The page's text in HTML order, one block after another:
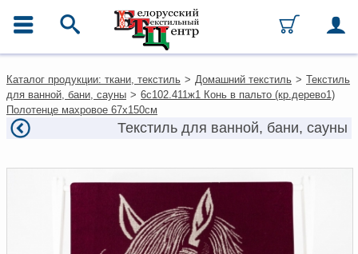
Каталог
Ткани
Домашний текстиль
Одежда
Текстиль для ресторанов и
гостиниц
Текстильная галантерея и
Условия работы
Каталог продукции: ткани, текстиль > Домашний текстиль > Текстиль
для ванной, бани, сауны > 6с102.411ж1 Конь в пальто (кр.дерево1)
Полотенце махровое 67х150см
Текстиль для ванной, бани, сауны